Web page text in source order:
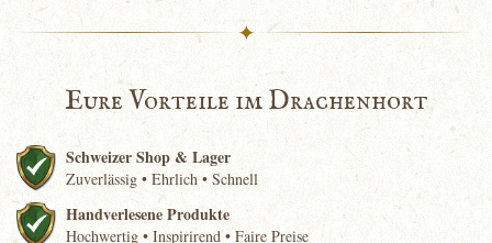
✦
Eure Vorteile im Drachenhort
Schweizer Shop & Lager
Zuverlässig • Ehrlich • Schnell
Handverlesene Produkte
Hochwertig • Inspirirend • Faire Preise